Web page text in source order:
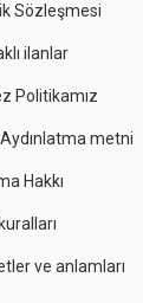
Sözleşmesi
ilanlar
Politikamız
Aydınlatma metni
Hakkı
ve anlamları